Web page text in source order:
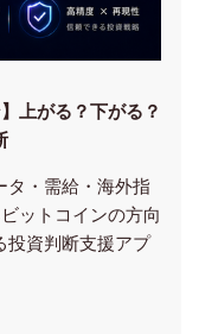
上がる？下がる？
タ・需給・海外指
ットコインの方向
投資判断支援アプ